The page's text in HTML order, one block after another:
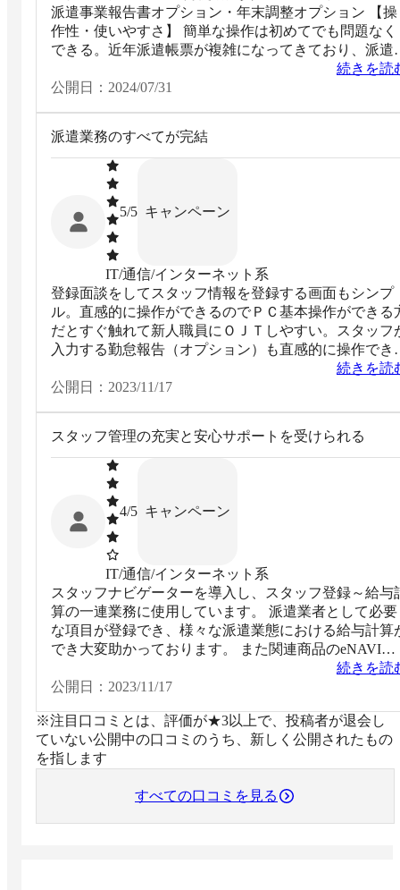
派遣事業報告書オプション・年末調整オプション 【操
作性・使いやすさ】 簡単な操作は初めてでも問題なく
できる。近年派遣帳票が複雑になってきており、派遣
の知識なしに一から契約書を作成するとなると、画面
にガイド等がないため初めてでは難しいと思われる。
っとしたことでも気軽に相談できる。対応も明確、丁
寧。
続きを読
公開日： 2024/07/31
派遣業務のすべてが完結
5/5 キャンペーン
IT/通信/インターネット系
登録面談をしてスタッフ情報を登録する画面もシンプ
ル。直感的に操作ができるのでＰＣ基本操作ができる
だとすぐ触れて新人職員にＯＪＴしやすい。スタッフ
入力する勤怠報告（オプション）も直感的に操作でき
のでスタッフさんの負担も少ない印象。勤怠情報を給
担当社員が使って計算したり、台帳の出力も可能で安
続きを読
公開日： 2023/11/17
スタッフ管理の充実と安心サポートを受けられる
4/5 キャンペーン
IT/通信/インターネット系
スタッフナビゲーターを導入し、スタッフ登録～給与
算の一連業務に使用しています。 派遣業者として必要
な項目が登録でき、様々な派遣業態における給与計算
でき大変助かっております。 また関連商品のeNAVIタ
イムカード・Web給与明細で派遣先での勤怠管理実現
び紙の給与明細廃止など コスト削減が出来ました。
続きを読
公開日： 2023/11/17
※注目口コミとは、評価が★3以上で、投稿者が退会し
ていない公開中の口コミのうち、新しく公開されたもの
を指します
すべての口コミを見る